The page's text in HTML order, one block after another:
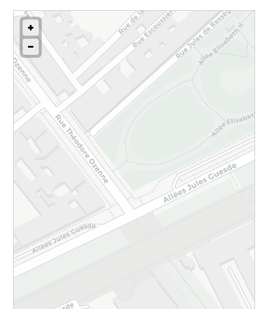
Restaurants
Croustille
42 Rue Varsovie, 31300 Toulouse, France
Voir sur la Carte
Les belles vitrines
Les Curiosités d'Arboria
45 Rue du Taur, 31000 Toulouse, France
Voir sur la Carte
6 Rue Victor Hugo, Toulouse